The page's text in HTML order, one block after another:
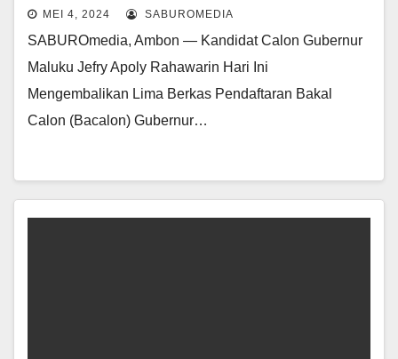
MEI 4, 2024 SABUROMEDIA
SABUROmedia, Ambon — Kandidat Calon Gubernur
Maluku Jefry Apoly Rahawarin Hari Ini
Mengembalikan Lima Berkas Pendaftaran Bakal
Calon (Bacalon) Gubernur…